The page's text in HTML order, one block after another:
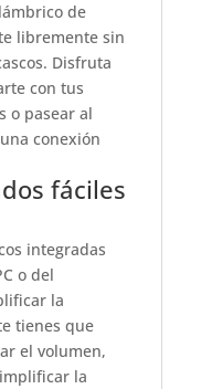
de
libremente sin
Disfruta
con tus
o pasear al
conexión
fáciles
integradas
o del
la
tienes que
el volumen,
la